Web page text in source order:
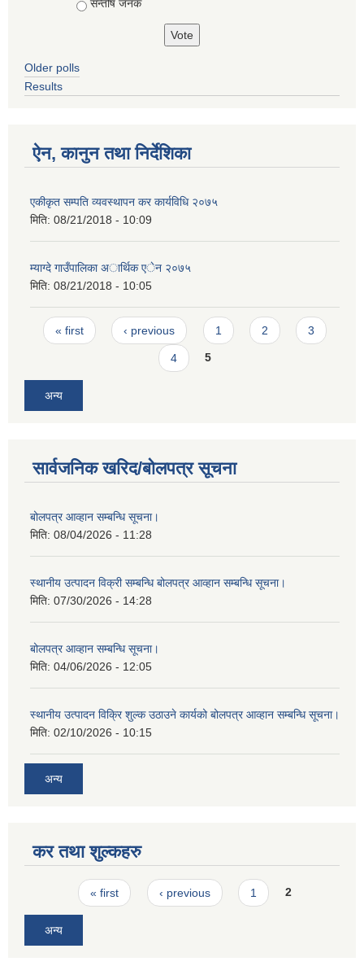
सन्तोष जनक
Older polls
Results
ऐन, कानुन तथा निर्देशिका
एकीकृत सम्पति व्यवस्थापन कर कार्यविधि २०७५
मिति: 08/21/2018 - 10:09
म्याग्दे गाउँपालिका अार्थिक एेन २०७५
मिति: 08/21/2018 - 10:05
Pages
« first ‹ previous 1 2 3
4 5
अन्य
सार्वजनिक खरिद/बोलपत्र सूचना
बोलपत्र आव्हान सम्बन्धि सूचना।
मिति: 08/04/2026 - 11:28
स्थानीय उत्पादन विक्री सम्बन्धि बोलपत्र आव्हान सम्बन्धि सूचना।
मिति: 07/30/2026 - 14:28
बोलपत्र आव्हान सम्बन्धि सूचना।
मिति: 04/06/2026 - 12:05
स्थानीय उत्पादन विक्रि शुल्क उठाउने कार्यको बोलपत्र आव्हान सम्बन्धि सूचना।
मिति: 02/10/2026 - 10:15
अन्य
कर तथा शुल्कहरु
Pages« first ‹ previous 1 2
अन्य